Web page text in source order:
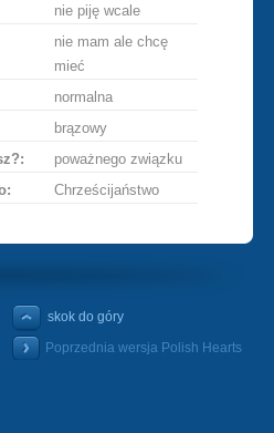
nie piję wcale
nie mam ale chcę
mieć
normalna
brązowy
poważnego związku
Chrześcijaństwo
skok do góry
Poprzednia wersja Polish Hearts